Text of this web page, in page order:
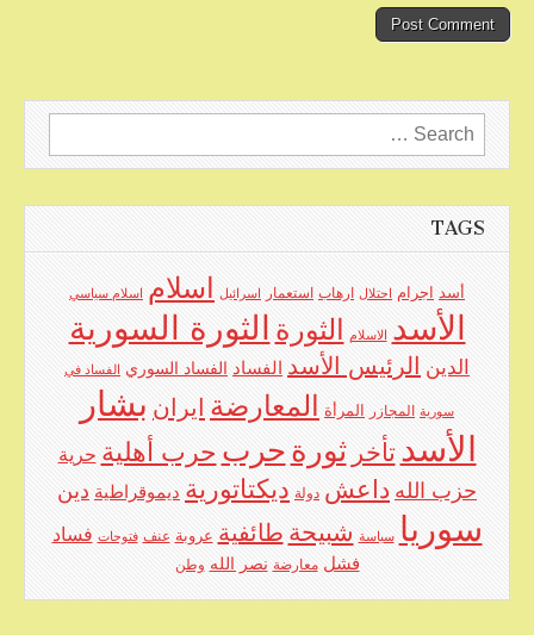
Search
for:
TAGS
أسد اجرام احتلال ارهاب استعمار اسرائيل اسلام اسلام سياسي
الأسد الاسلام الثورة الثورة السورية
الدين الرئيس الأسد الفساد الفساد السوري الفساد في
سورية المجازر المرأة المعارضة ايران بشار
الأسد تأخر ثورة حرب حرب أهلية حرية
حزب الله داعش دولة ديكتاتورية ديموقراطية دين
سوريا سياسة شبيحة طائفية عروبة عنف فتوحات فساد
فشل معارضة نصر الله وطن